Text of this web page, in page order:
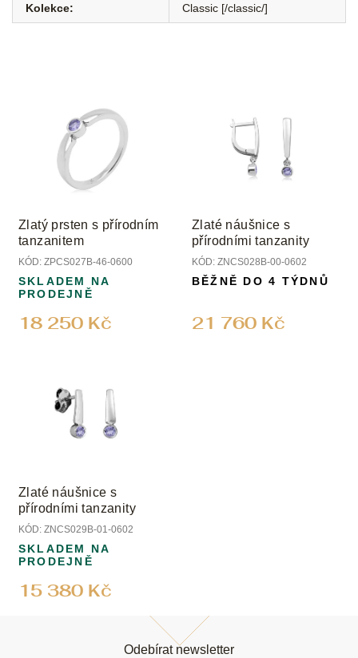
Kolekce: Classic [/classic/]
Zlatý prsten s přírodním
tanzanitem
KÓD: ZPCS027B-46-0600
18 250 Kč
SKLADEM NA
PRODEJNĚ
Zlaté náušnice s
přírodními tanzanity
KÓD: ZNCS028B-00-0602
21 760 Kč
BĚŽNĚ DO 4 TÝDNŮ
Zlaté náušnice s
přírodními tanzanity
KÓD: ZNCS029B-01-0602
15 380 Kč
SKLADEM NA
PRODEJNĚ
Odebírat newsletter